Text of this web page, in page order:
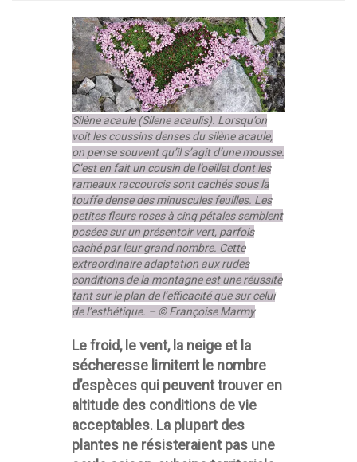
Silène acaule (Silene acaulis). Lorsqu’on
voit les coussins denses du silène acaule,
on pense souvent qu’il s’agit d’une mousse.
C’est en fait un cousin de l’oeillet dont les
rameaux raccourcis sont cachés sous la
touffe dense des minuscules feuilles. Les
petites fleurs roses à cinq pétales semblent
posées sur un présentoir vert, parfois
caché par leur grand nombre. Cette
extraordinaire adaptation aux rudes
conditions de la montagne est une réussite
tant sur le plan de l’efficacité que sur celui
de l’esthétique. – © Françoise Marmy
Le froid, le vent, la neige et la
sécheresse limitent le nombre
d’espèces qui peuvent trouver en
altitude des conditions de vie
acceptables. La plupart des
plantes ne résisteraient pas une